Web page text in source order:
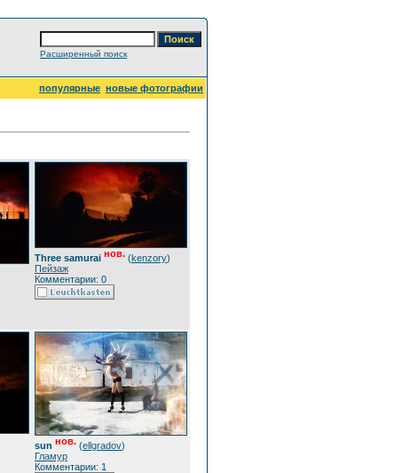
Расширенный поиск
популярные новые фотографии
Three samurai нов. (kenzory)
Пейзаж
Комментарии: 0
sun нов. (ellgradov)
Гламур
Комментарии: 1